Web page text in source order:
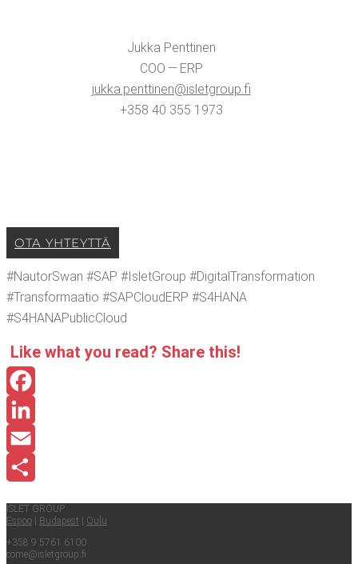
Juk­ka Pent­ti­nen
COO — ERP
jukka.​penttinen@​isletgroup.​fi
+358 40 355 1973
OTA YHTEYT­TÄ
#Nau­torSwan #SAP #IsletGroup #Digi­talT­rans­for­ma­tion
#Trans­for­maa­tio #SAPClou­dERP #S4HANA
#S4HANAPublicCloud
Like what you read? Sha­re this!
Facebook
LinkedIn
Email
ISLET GROUP
Espoo
Buda­pest
Oulu
+358 9 5761 6100
come@​isletgroup.​fi